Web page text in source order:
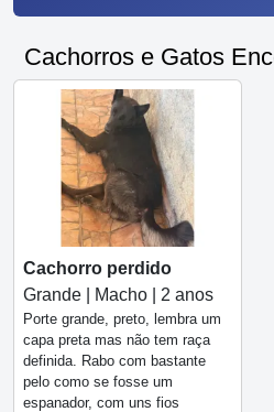
Cachorros e Gatos
Cachorro perdido
Grande | Macho | 2 anos
Porte grande, preto, lembra um
capa preta mas não tem raça
definida. Rabo com bastante
pelo como se fosse um
espanador, com uns fios